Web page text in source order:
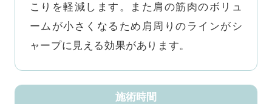
こりを軽減します。また肩の筋肉のボリュ
ームが小さくなるため肩周りのラインがシ
ャープに見える効果があります。
施術時間